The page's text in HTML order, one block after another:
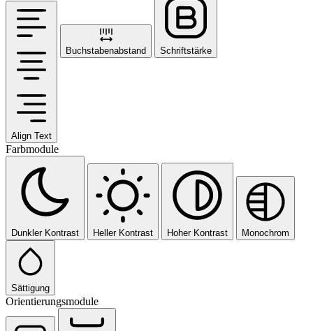
Align Text
Buchstabenabstand Schriftstärke
Farbmodule
Dunkler Kontrast Heller Kontrast Hoher Kontrast Monochrom
Sättigung
Orientierungsmodule